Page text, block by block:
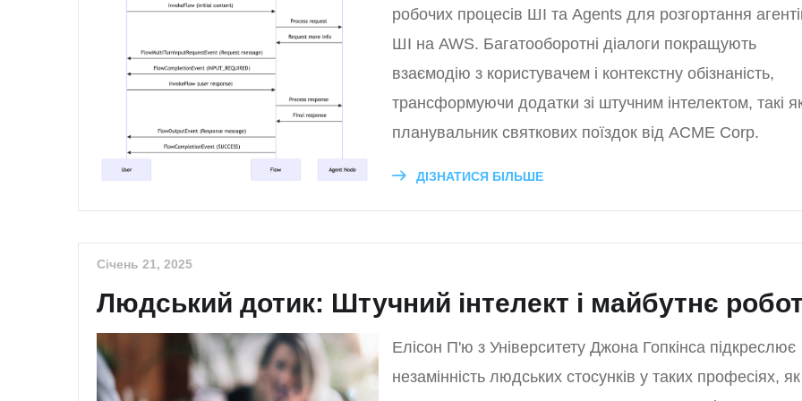
робочих процесів ШІ та Agents для розгортання
ШІ на AWS. Багатооборотні діалоги покращують
взаємодію з користувачем і контекстну обізнаність,
трансформуючи додатки зі штучним інтелектом, такі
планувальник святкових поїздок від ACME Corp.
ДІЗНАТИСЯ БІЛЬШЕ
Січень 21, 2025
Людський дотик: Штучний інтелект і майбутнє
Елісон П'ю з Університету Джона Гопкінса підкреслює
незамінність людських стосунків у таких професіях, як